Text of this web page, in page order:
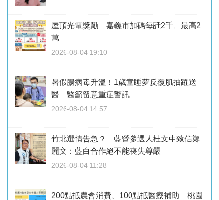
屋頂光電獎勵 嘉義市加碼每瓩2千、最高2
萬
2026-08-04 19:10
暑假腸病毒升溫！1歲童睡夢反覆肌抽躍送
醫 醫籲留意重症警訊
2026-08-04 14:57
竹北選情告急？ 藍營參選人杜文中致信鄭
麗文：藍白合作絕不能喪失尊嚴
2026-08-04 11:28
200點抵農會消費、100點抵醫療補助 桃園